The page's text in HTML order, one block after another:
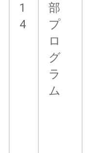
1
4
部
プ
ロ
グ
ラ
ム